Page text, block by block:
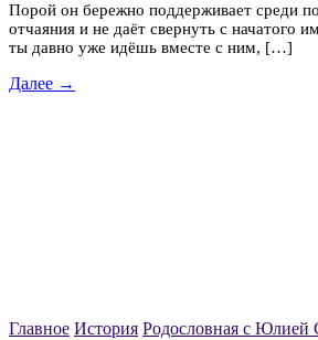
Порой он бережно поддерживает среди
отчаяния и не даёт свернуть с начатого
ты давно уже идёшь вместе с ним, […]
Далее →
Главное История Родословная с Юлией